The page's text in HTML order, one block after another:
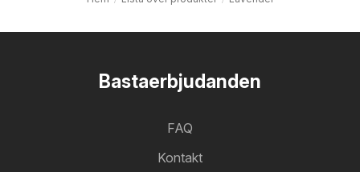
Bastaerbjudanden
FAQ
Kontakt